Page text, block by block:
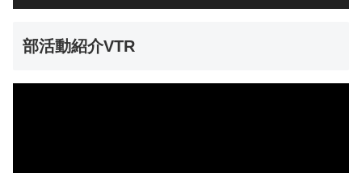
部活動紹介VTR